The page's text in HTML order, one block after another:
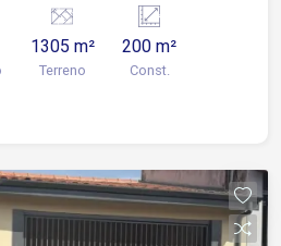
gourmet, (com armário,
externo. Piscina 4 x 9.
Portaria 24 horas.
1305 m²
Terreno
200 m²
Const.